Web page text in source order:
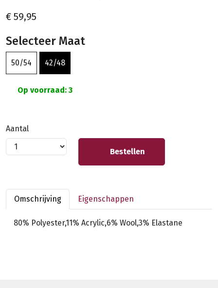
€ 59,95
Selecteer Maat
50/54 42/48
Op voorraad: 3
Aantal
Bestellen
Omschrijving Eigenschappen
80% Polyester,11% Acrylic,6% Wool,3% Elastane